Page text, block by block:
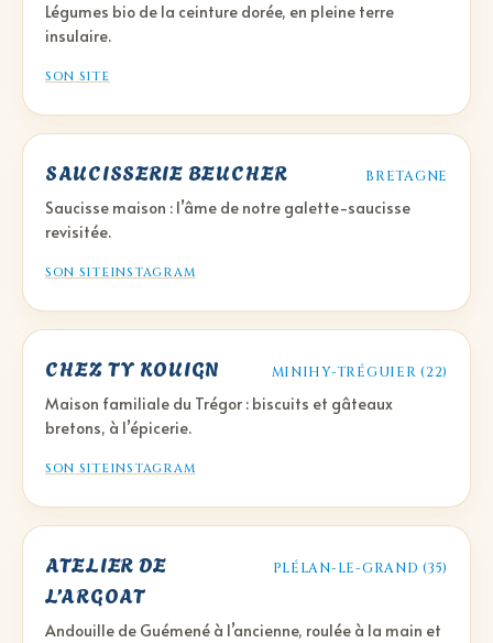
Légumes bio de la ceinture dorée, en pleine terre
insulaire.
SON SITE
SAUCISSERIE BEUCHER BRETAGNE
Saucisse maison : l’âme de notre galette-saucisse
revisitée.
SON SITEINSTAGRAM
CHEZ TY KOUIGN MINIHY-TRÉGUIER (22)
Maison familiale du Trégor : biscuits et gâteaux
bretons, à l’épicerie.
SON SITEINSTAGRAM
ATELIER DE
L’ARGOAT
PLÉLAN-LE-GRAND (35)
Andouille de Guémené à l’ancienne, roulée à la main et